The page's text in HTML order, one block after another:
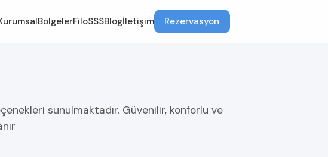
BölgelerFiloSSSBlogİletişim Rezervasyon
sunulmaktadır. Güvenilir, konforlu ve